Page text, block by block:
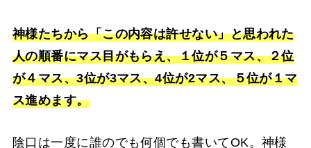
神様たちから「この内容は許せない」と思われた
人の順番にマス目がもらえ、１位が５マス、２位
が４マス、3位が3マス、4位が2マス、５位が１マ
ス進めます。
陰口は一度に誰のでも何個でも書いてOK。神様